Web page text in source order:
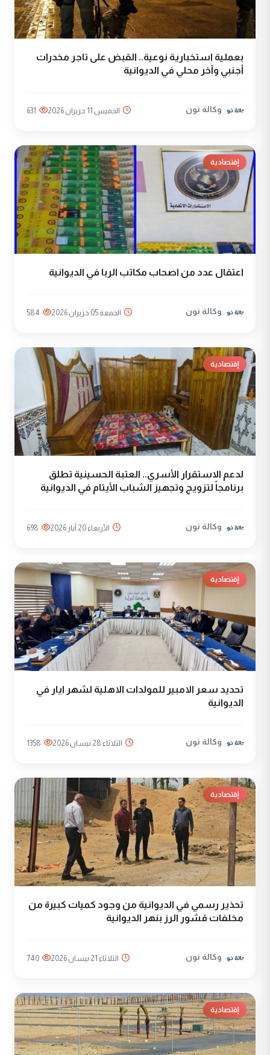
بعملية استخبارية نوعية.. القبض على تاجر مخدرات
أجنبي وآخر محلي في الديوانية
وكالة نون الخميس 11 حزيران 2026 631
إقتصادية
اعتقال عدد من اصحاب مكاتب الربا في الديوانية
وكالة نون الجمعة 05 حزيران 2026 584
إقتصادية
لدعم الاستقرار الأسري.. العتبة الحسينية تطلق
برنامجاً لتزويج وتجهيز الشباب الأيتام في الديوانية
وكالة نون الأربعاء 20 آيار 2026 698
إقتصادية
تحديد سعر الامبير للمولدات الاهلية لشهر ايار في
الديوانية
وكالة نون الثلاثاء 28 نيسان 2026 1358
إقتصادية
تحذير رسمي في الديوانية من وجود كميات كبيرة من
مخلفات قشور الرز بنهر الديوانية
وكالة نون الثلاثاء 21 نيسان 2026 740
إقتصادية